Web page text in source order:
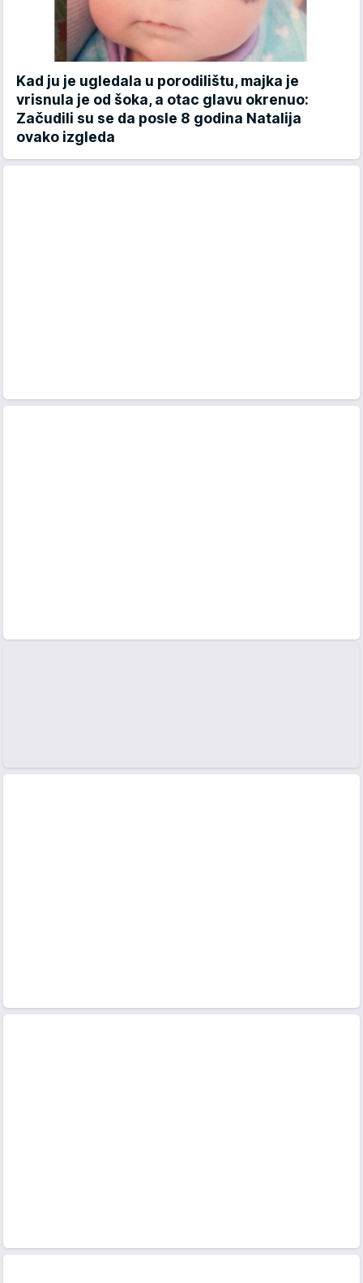
Kad ju je ugledala u porodilištu, majka je
vrisnula je od šoka, a otac glavu okrenuo:
Začudili su se da posle 8 godina Natalija
ovako izgleda